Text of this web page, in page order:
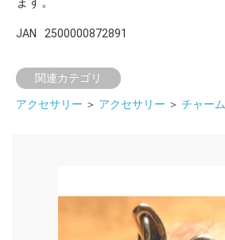
JAN 2500000872891
関連カテゴリ
アクセサリー ＞ アクセサリー ＞ チャーム